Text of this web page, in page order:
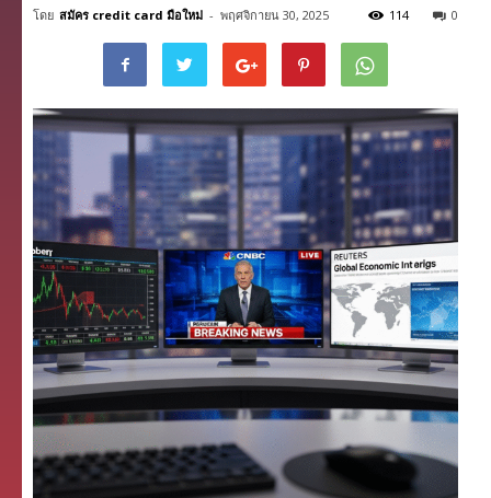
โดย สมัคร credit card มือใหม่ - พฤศจิกายน 30, 2025 0
114